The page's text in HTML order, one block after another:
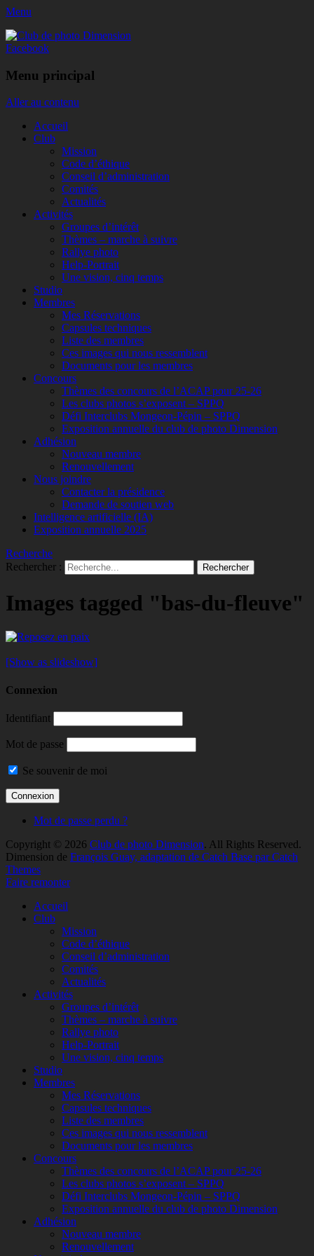
Menu
Club de photo Dimension
Facebook
Menu principal
Aller au contenu
Accueil
Club
Mission
Code d’éthique
Conseil d’administration
Comités
Actualités
Activités
Groupes d’intérêt
Thèmes – marche à suivre
Rallye photo
Help-Portrait
Une vision, cinq temps
Studio
Membres
Mes Réservations
Capsules techniques
Liste des membres
Ces images qui nous ressemblent
Documents pour les membres
Concours
Thèmes des concours de l’ACAP pour 25-26
Les clubs photos s’exposent – SPPQ
Défi Interclubs Mongeon-Pépin – SPPQ
Exposition annuelle du club de photo Dimension
Adhésion
Nouveau membre
Renouvellement
Nous joindre
Contacter la présidence
Demande de soutien web
Intelligence artificielle (IA)
Exposition annuelle 2025
Recherche
Rechercher :
Images tagged "bas-du-fleuve"
[Show as slideshow]
Connexion
Identifiant
Mot de passe
Se souvenir de moi
Mot de passe perdu ?
Copyright © 2026 Club de photo Dimension. All Rights Reserved.
Dimension de François Guay, adaptation de Catch Base par Catch
Themes
Faire remonter
Accueil
Club
Mission
Code d’éthique
Conseil d’administration
Comités
Actualités
Activités
Groupes d’intérêt
Thèmes – marche à suivre
Rallye photo
Help-Portrait
Une vision, cinq temps
Studio
Membres
Mes Réservations
Capsules techniques
Liste des membres
Ces images qui nous ressemblent
Documents pour les membres
Concours
Thèmes des concours de l’ACAP pour 25-26
Les clubs photos s’exposent – SPPQ
Défi Interclubs Mongeon-Pépin – SPPQ
Exposition annuelle du club de photo Dimension
Adhésion
Nouveau membre
Renouvellement